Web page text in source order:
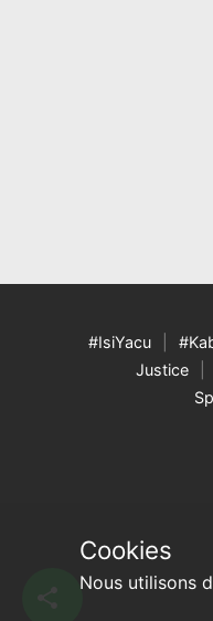
Cookies
Nous utilisons
#IsiYacu
Justice